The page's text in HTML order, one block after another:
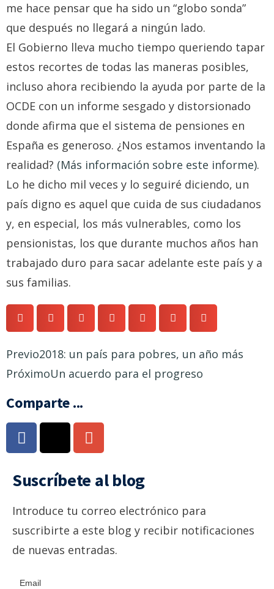
me hace pensar que ha sido un “globo sonda”
que después no llegará a ningún lado.
El Gobierno lleva mucho tiempo queriendo tapar
estos recortes de todas las maneras posibles,
incluso ahora recibiendo la ayuda por parte de la
OCDE con un informe sesgado y distorsionado
donde afirma que el sistema de pensiones en
España es generoso. ¿Nos estamos inventando la
realidad? (Más información sobre este informe).
Lo he dicho mil veces y lo seguiré diciendo, un
país digno es aquel que cuida de sus ciudadanos
y, en especial, los más vulnerables, como los
pensionistas, los que durante muchos años han
trabajado duro para sacar adelante este país y a
sus familias.
Previo2018: un país para pobres, un año más
PróximoUn acuerdo para el progreso
Comparte ...
Suscríbete al blog
Introduce tu correo electrónico para
suscribirte a este blog y recibir notificaciones
de nuevas entradas.
Email